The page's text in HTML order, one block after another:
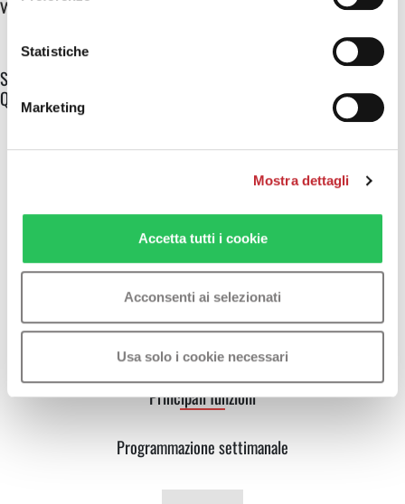
Statistiche
Marketing
Mostra dettagli
Accetta tutti i cookie
Acconsenti ai selezionati
Usa solo i cookie necessari
Wi-Fi 5,0GHz
Senza pensieri!
Questo prodotto beneficia dell'estensione di garanzia a 5 anni.
Principali funzioni
Programmazione settimanale